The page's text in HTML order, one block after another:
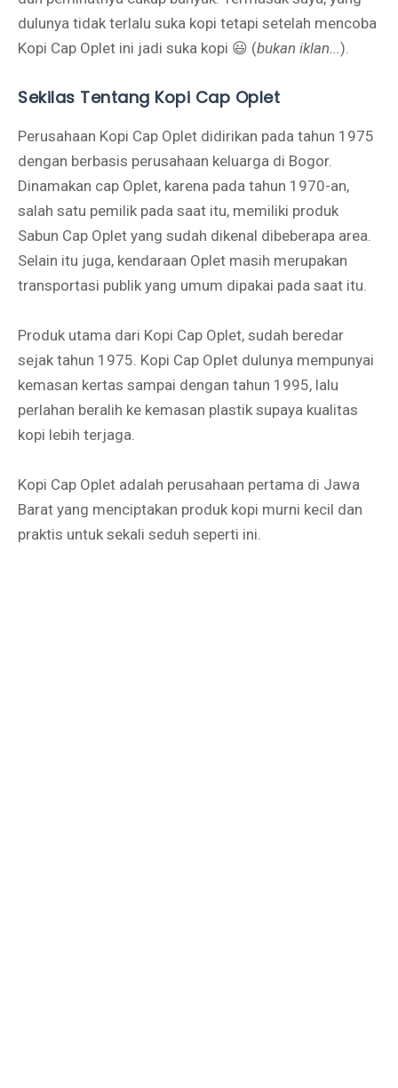
dulunya tidak terlalu suka kopi tetapi setelah mencoba
Kopi Cap Oplet ini jadi suka kopi 😃 (bukan iklan...).
Sekilas Tentang Kopi Cap Oplet
Perusahaan Kopi Cap Oplet didirikan pada tahun 1975
dengan berbasis perusahaan keluarga di Bogor.
Dinamakan cap Oplet, karena pada tahun 1970-an,
salah satu pemilik pada saat itu, memiliki produk
Sabun Cap Oplet yang sudah dikenal dibeberapa area.
Selain itu juga, kendaraan Oplet masih merupakan
transportasi publik yang umum dipakai pada saat itu.
Produk utama dari Kopi Cap Oplet, sudah beredar
sejak tahun 1975. Kopi Cap Oplet dulunya mempunyai
kemasan kertas sampai dengan tahun 1995, lalu
perlahan beralih ke kemasan plastik supaya kualitas
kopi lebih terjaga.
Kopi Cap Oplet adalah perusahaan pertama di Jawa
Barat yang menciptakan produk kopi murni kecil dan
praktis untuk sekali seduh seperti ini.